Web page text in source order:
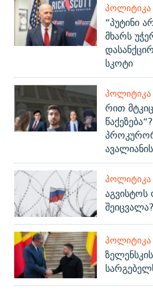
ᲞᲝᲚᲘᲢᲘᲙᲐ
“პუტინი
მხარს
სკოტი
ᲞᲝᲚᲘᲢᲘᲙᲐ
რით
ᲞᲝᲚᲘᲢᲘᲙᲐ
შეიცვალა?
ᲞᲝᲚᲘᲢᲘᲙᲐ